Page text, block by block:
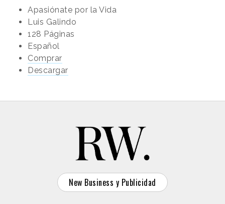
Apasiónate por la Vida
Luis Galindo
128 Páginas
Español
Comprar
Descargar
New Business y Publicidad